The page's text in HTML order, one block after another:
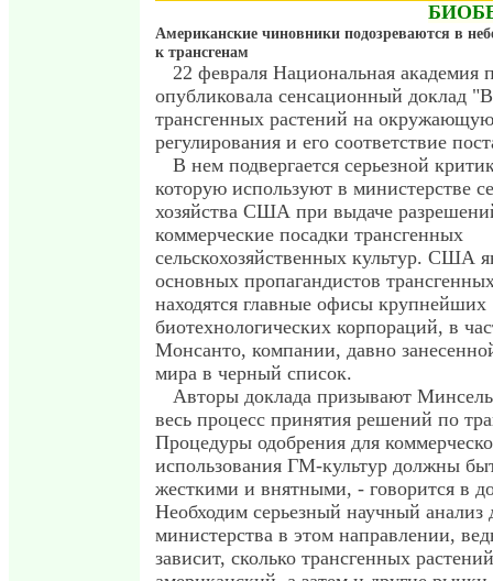
Американские чиновники подозреваются в
к трансгенам
22 февраля Национальная
опубликовала сенсационный доклад
трансгенных растений на
регулирования и его соответствие
В нем подвергается серьезной
которую используют в министерстве
хозяйства США при выдаче
коммерческие посадки трансгенных
сельскохозяйственных культур. США
основных пропагандистов
находятся главные офисы крупнейших
биотехнологических корпораций, в
Монсанто, компании, давно
мира в черный список.
Авторы доклада призывают
весь процесс принятия решений по
Процедуры одобрения для
использования ГМ-культур должны
жесткими и внятными, - говорится в
Необходим серьезный научный анализ
министерства в этом направлении,
зависит, сколько трансгенных